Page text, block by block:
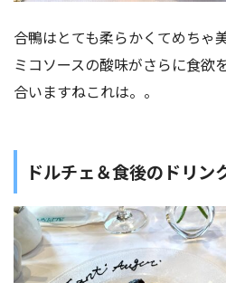
合鴨はとても柔らかくてめちゃ
ミコソースの酸味がさらに食欲
合いますねこれは。。
ドルチェ＆食後のドリン